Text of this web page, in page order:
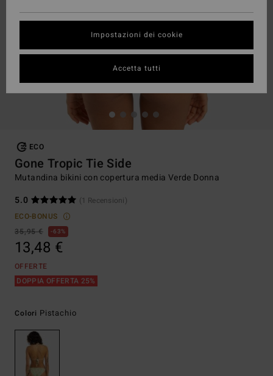
ECO
Gone Tropic Tie Side
Mutandina bikini con copertura media Verde Donna
5.0
(1 Recensioni)
ECO-BONUS
35,95 €
63%
13,48 €
OFFERTE
DOPPIA OFFERTA 25%
Colori Pistachio
Impostazioni dei cookie
Accetta tutti